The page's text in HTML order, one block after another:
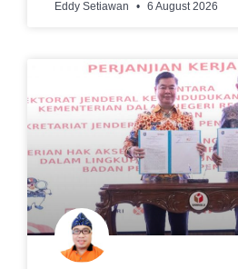
Eddy Setiawan 6 August 2026